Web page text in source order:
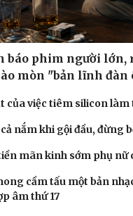
báo phim người lớn,
mòn "bản lĩnh đàn
của việc tiêm silicon làm
nắm khi gội đầu, đừng
mãn kinh sớm phụ nữ
cầm tấu một bản
âm thứ 17